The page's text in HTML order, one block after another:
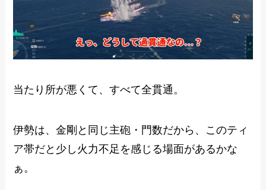
当たり所が悪くて、すべて全貫通。
伊勢は、金剛と同じ主砲・門数だから、このティ
ア帯だと少し火力不足を感じる場面があるかな
ぁ。